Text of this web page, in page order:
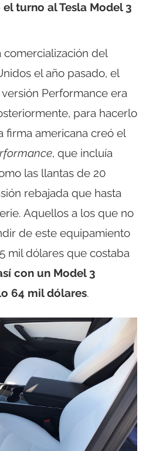
turno al Tesla Model 3
comercialización del
el año pasado, el
Performance era
para hacerlo
firma americana creó el
, que incluía
las llantas de 20
rebajada que hasta
Aquellos a los que no
de este equipamiento
mil dólares que costaba
con un Model 3
64 mil dólares.